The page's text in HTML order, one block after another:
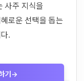
사주 지식을
로운 선택을 돕는
.
기 →